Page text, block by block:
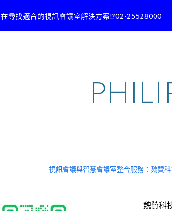
Skip to main content
在尋找適合的視訊會議室解決方案!?02-25528000
視訊會議與智慧會議室整合服務：魏贊科
魏贊科